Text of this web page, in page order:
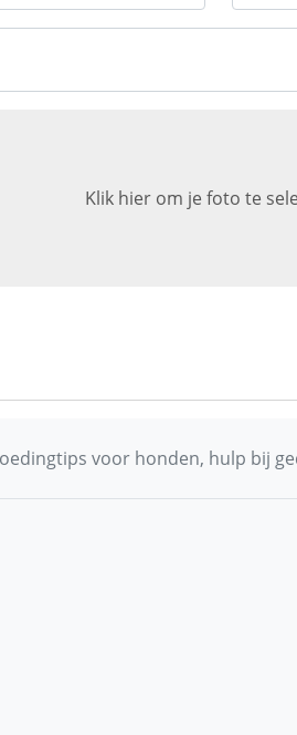
Klik hier om je foto te
voor honden, hulp bij